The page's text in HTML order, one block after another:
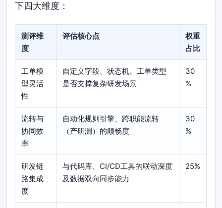
下四大维度：
测评维
度
评估核心点
权重
占比
工单模
型灵活
性
自定义字段、状态机、工单类型
是否支撑复杂研发场景
30
%
流转与
协同效
率
自动化规则引擎、跨职能流转
（产研测）的顺畅度
30
%
研发链
路集成
度
与代码库、CI/CD工具的联动深度
及数据双向同步能力
25%